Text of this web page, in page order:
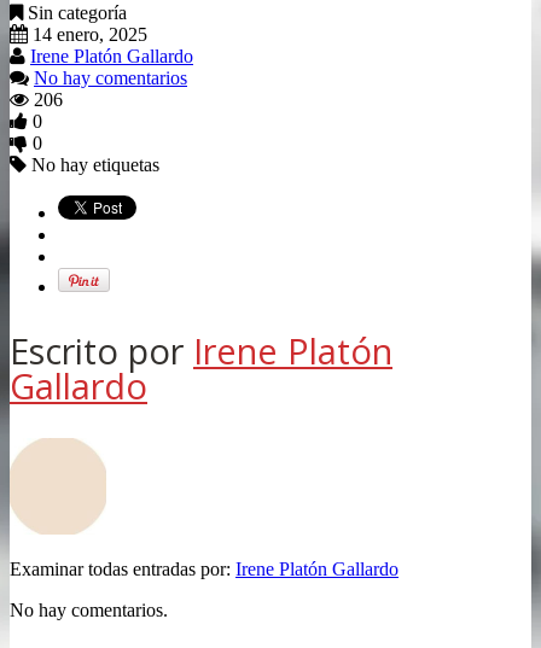
Sin categoría
14 enero, 2025
Irene Platón Gallardo
No hay comentarios
206
0
0
No hay etiquetas
Escrito por Irene Platón
Gallardo
Examinar todas entradas por: Irene Platón Gallardo
No hay comentarios.